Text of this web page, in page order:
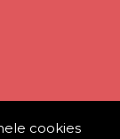
cookies